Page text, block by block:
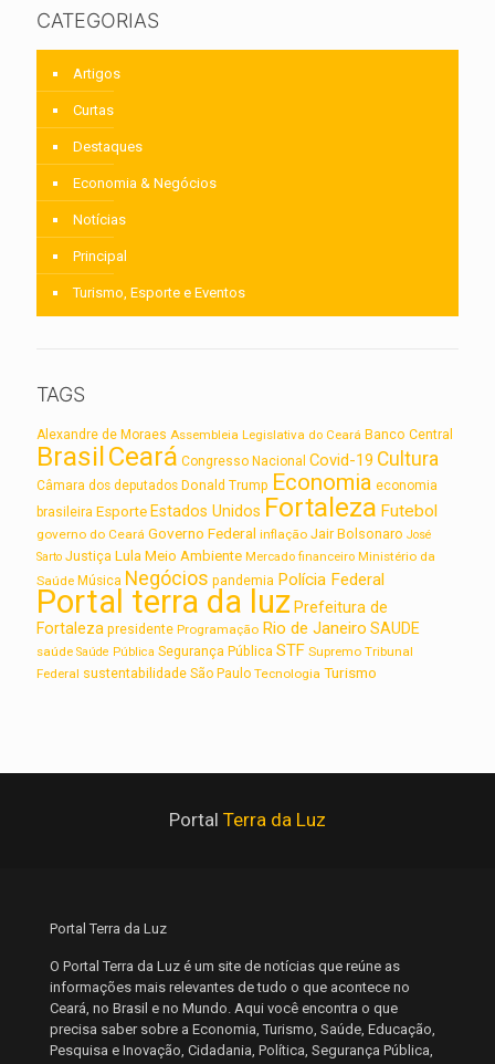
CATEGORIAS
Artigos
Curtas
Destaques
Economia & Negócios
Notícias
Principal
Turismo, Esporte e Eventos
TAGS
Alexandre de Moraes Assembleia Legislativa do Ceará Banco Central
BrasilCeará Congresso Nacional Covid-19 Cultura
Câmara dos deputados Donald Trump Economia economia
brasileira Esporte Estados Unidos Fortaleza Futebol
governo do Ceará Governo Federal inflação Jair Bolsonaro José
Sarto Justiça Lula Meio Ambiente Mercado financeiro Ministério da
Saúde Música Negócios pandemia Polícia Federal
Portal terra da luz Prefeitura de
Fortaleza presidente Programação Rio de Janeiro SAUDE
saúde Saúde Pública Segurança Pública STF Supremo Tribunal
Federal sustentabilidade São Paulo Tecnologia Turismo
Portal Terra da Luz
Portal Terra da Luz
O Portal Terra da Luz é um site de notícias que reúne as
informações mais relevantes de tudo o que acontece no
Ceará, no Brasil e no Mundo. Aqui você encontra o que
precisa saber sobre a Economia, Turismo, Saúde, Educação,
Pesquisa e Inovação, Cidadania, Política, Segurança Pública,